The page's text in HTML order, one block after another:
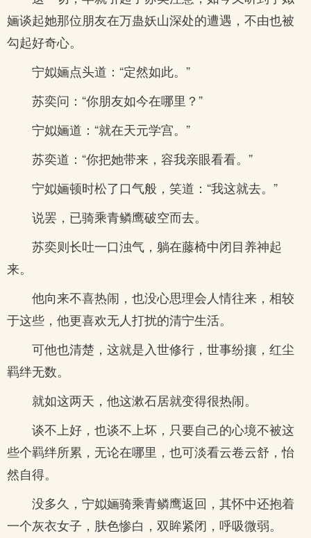
婳谈起她那位朋友在万蛊妖山深处的遭遇，不由也被
勾起好奇心。
宁姒婳点头道：“定然如此。”
苏奕问：“你朋友如今在哪里？”
宁姒婳道：“就在天元学宫。”
苏奕道：“你把她带来，容我亲眼看看。”
宁姒婳顿时松了口气般，笑道：“我这就去。”
说罢，已骑乘青鳞鹰破空而去。
苏奕则长吐一口浊气，躺在藤椅中闭目养神起
来。
他向来不喜热闹，也没心思理会人情往来，相较
于这些，他更喜欢无人打扰的清宁生活。
可他也清楚，这就是入世修行，世事纷攘，红尘
羁绊无数。
就如这两天，他这漱石居就变得很热闹。
谈不上好，也谈不上坏，只要自己的心境不被这
些个羁绊所累，无论在哪里，也可淡看云卷云舒，怡
然自得。
没多久，宁姒婳骑乘青鳞鹰返回，其怀中还抱着
一个灰衣女子，肤色惨白，双眸紧闭，呼吸微弱。